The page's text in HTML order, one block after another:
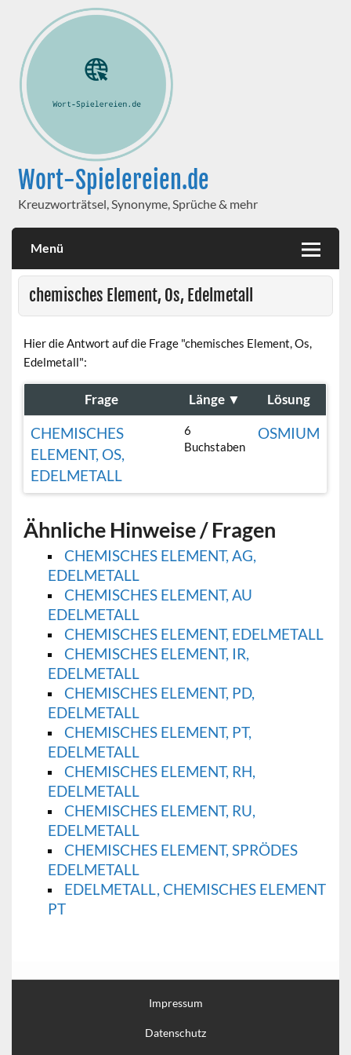
Wort-Spielereien.de
Kreuzworträtsel, Synonyme, Sprüche & mehr
Menü
chemisches Element, Os, Edelmetall
Hier die Antwort auf die Frage "chemisches Element, Os,
Edelmetall":
Frage Länge ▼ Lösung
CHEMISCHES
ELEMENT, OS,
EDELMETALL
6
Buchstaben
OSMIUM
Ähnliche Hinweise / Fragen
CHEMISCHES ELEMENT, AG,
EDELMETALL
CHEMISCHES ELEMENT, AU
EDELMETALL
CHEMISCHES ELEMENT, EDELMETALL
CHEMISCHES ELEMENT, IR,
EDELMETALL
CHEMISCHES ELEMENT, PD,
EDELMETALL
CHEMISCHES ELEMENT, PT,
EDELMETALL
CHEMISCHES ELEMENT, RH,
EDELMETALL
CHEMISCHES ELEMENT, RU,
EDELMETALL
CHEMISCHES ELEMENT, SPRÖDES
EDELMETALL
EDELMETALL, CHEMISCHES ELEMENT
PT
Impressum
Datenschutz